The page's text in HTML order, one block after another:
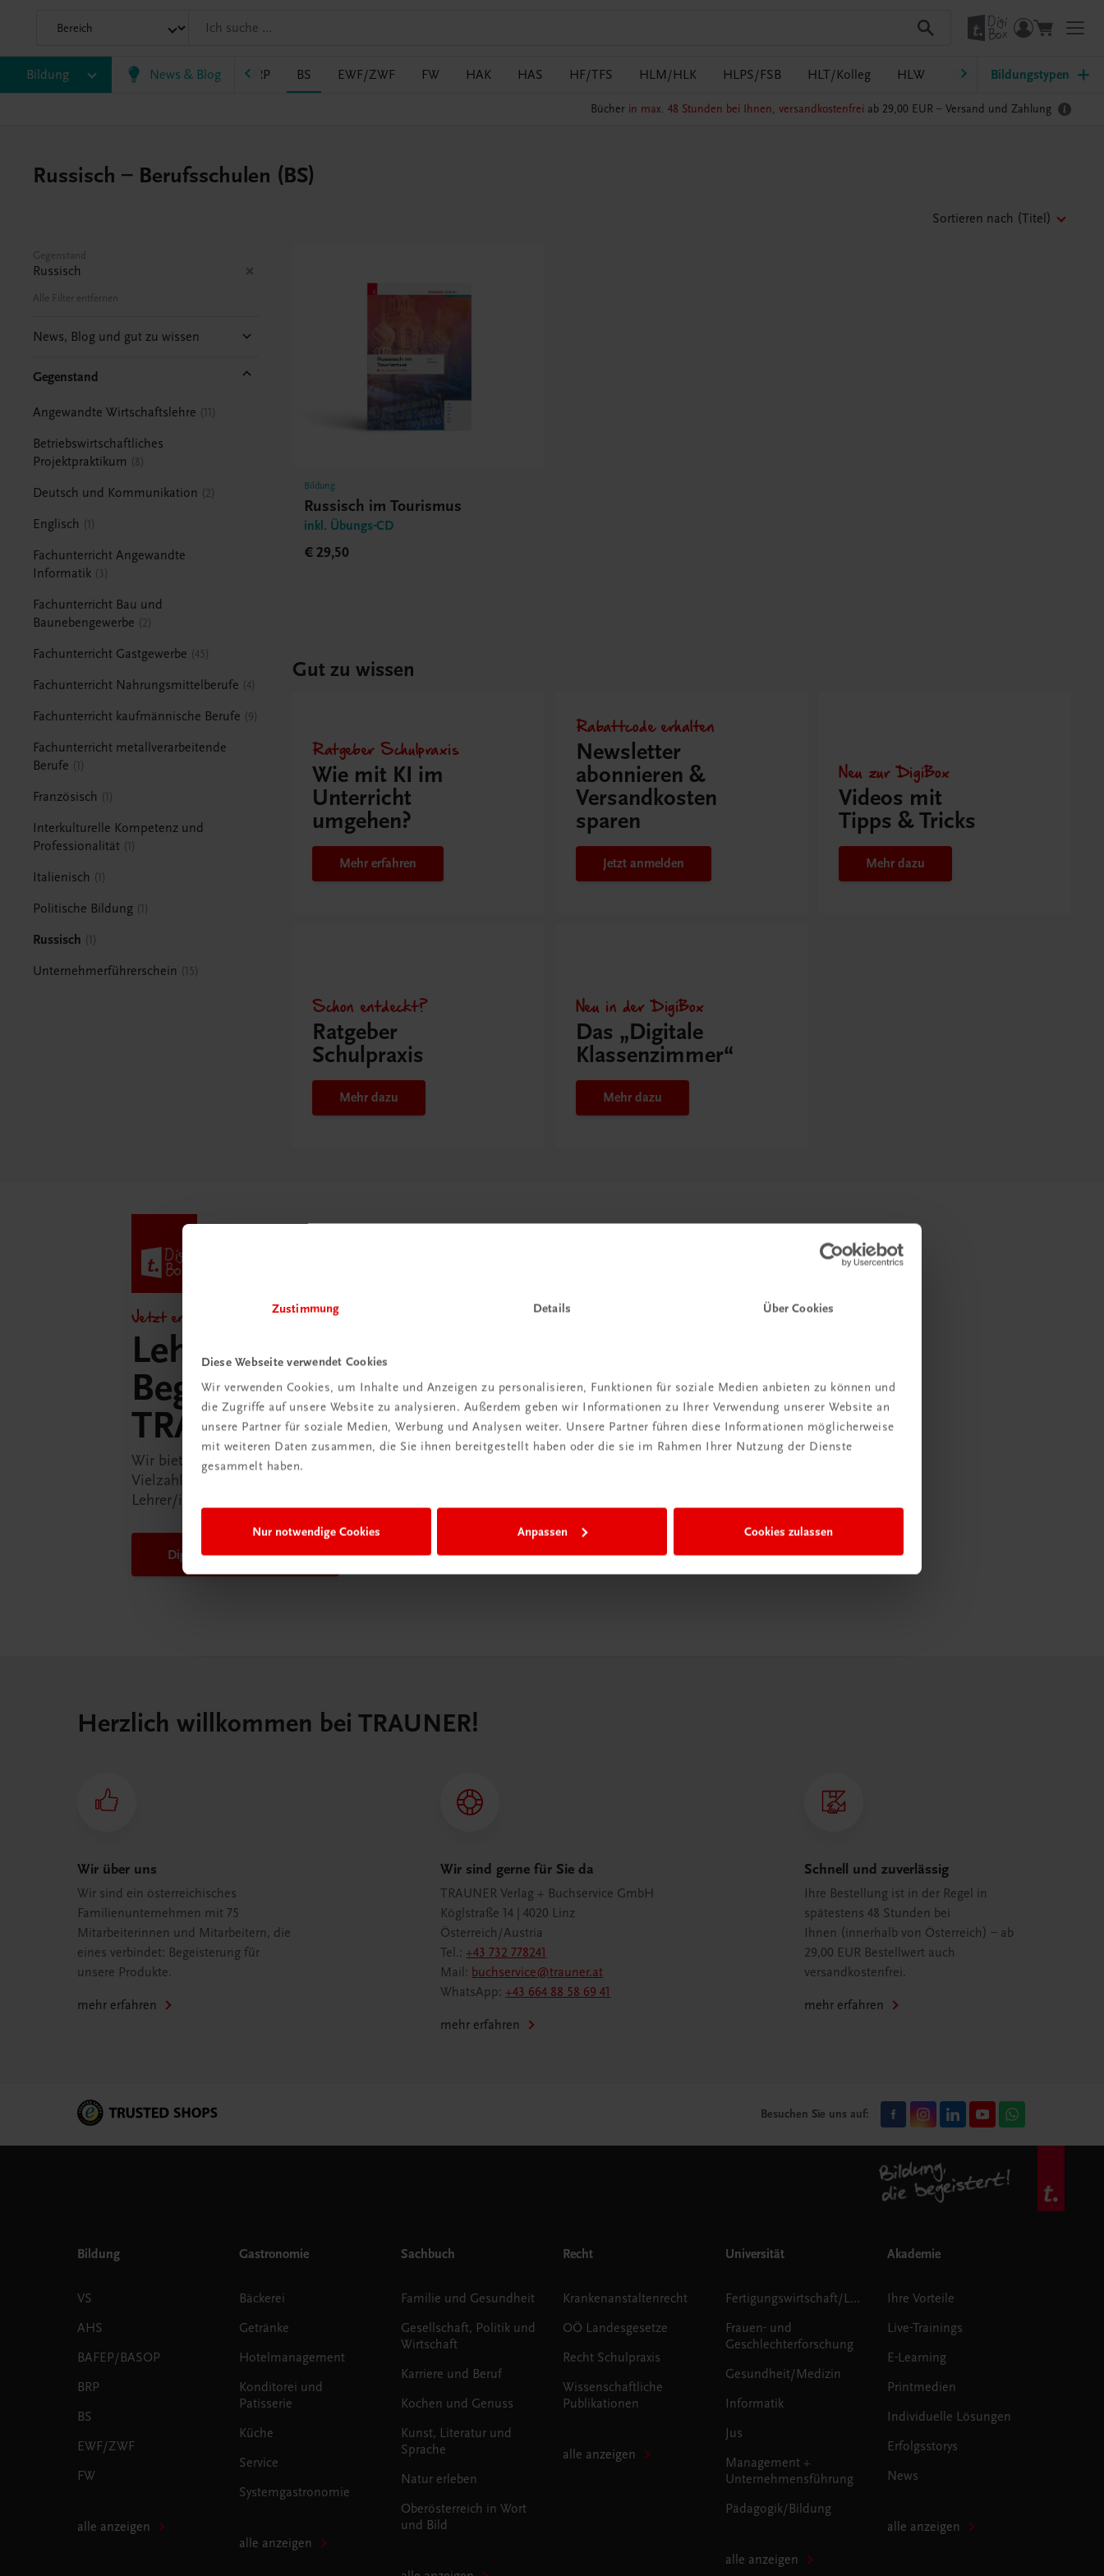
Zustimmung Details Über Cookies
Diese Webseite verwendet Cookies
Wir verwenden Cookies, um Inhalte und Anzeigen zu personalisieren, Funktionen für soziale Medien anbieten zu können und
die Zugriffe auf unsere Website zu analysieren. Außerdem geben wir Informationen zu Ihrer Verwendung unserer Website an
unsere Partner für soziale Medien, Werbung und Analysen weiter. Unsere Partner führen diese Informationen möglicherweise
mit weiteren Daten zusammen, die Sie ihnen bereitgestellt haben oder die sie im Rahmen Ihrer Nutzung der Dienste
gesammelt haben.
Nur notwendige Cookies Anpassen Cookies zulassen
Bildung News & Blog
VS AHS BAFEP/BASOP BRP BS EWF/ZWF FW HAK HAS HF/TFS HLM/HLK HLPS/FSB HLT/Kolleg HLW HTL/FS LW/LWBF
Bildungstypen
Bücher in max. 48 Stunden bei Ihnen, versandkostenfrei ab 29,00 EUR – Versand und Zahlung
Russisch – Berufsschulen (BS)
Sortieren nach (Titel)
Gegenstand
Russisch
Alle Filter entfernen
News, Blog und gut zu wissen
Gegenstand
Angewandte Wirtschaftslehre 11
Betriebswirtschaftliches
Projektpraktikum
8
Deutsch und Kommunikation 2
Englisch 1
Fachunterricht Angewandte
Informatik
3
Fachunterricht Bau und
Baunebengewerbe
2
Fachunterricht Gastgewerbe 45
Fachunterricht Nahrungsmittelberufe 4
Fachunterricht kaufmännische Berufe 9
Fachunterricht metallverarbeitende
Berufe
1
Französisch 1
Interkulturelle Kompetenz und
Professionalität 1
Italienisch 1
Politische Bildung 1
Russisch 1
Unternehmerführerschein 15
Bildung
Russisch im Tourismus
inkl. Übungs-CD
€ 29,50
Gut zu wissen
Ratgeber Schulpraxis
Wie mit KI im
Unterricht
umgehen?
Mehr erfahren
Rabattcode erhalten
Newsletter
abonnieren &
Versandkosten
sparen
Jetzt anmelden
Neu zur DigiBox
Videos mit
Tipps & Tricks
Mehr dazu
Schon entdeckt?
Ratgeber
Schulpraxis
Mehr dazu
Neu in der DigiBox
Das „Digitale
Klassenzimmer“
Mehr dazu
Jetzt entdecken!
Lehrer/innen-
Begleitpakete in der
TRAUNER-DigiBox
Wir bieten Ihnen in der TRAUNER-DigiBox eine
Vielzahl an Services an, die Ihr Leben als
Lehrer/in ein Stück einfacher machen.
DigiBox für Lehrer/innen
Herzlich willkommen bei TRAUNER!
Wir über uns
Wir sind ein österreichisches
Familienunternehmen mit 75
Mitarbeiterinnen und Mitarbeitern, die
eines verbindet: Begeisterung für
unsere Produkte.
mehr erfahren
Wir sind gerne für Sie da
TRAUNER Verlag + Buchservice GmbH
Köglstraße 14 | 4020 Linz
Österreich/Austria
Tel.:+43 732 778241
Mail: buchservice@trauner.at
WhatsApp:+43 664 88 58 69 41
mehr erfahren
Schnell und zuverlässig
Ihre Bestellung ist in der Regel in
spätestens 48 Stunden bei
Ihnen (innerhalb von Österreich) – ab
29,00 EUR Bestellwert auch
versandkostenfrei.
mehr erfahren
Besuchen Sie uns auf:
Bildung
VS
AHS
BAFEP/BASOP
BRP
BS
EWF/ZWF
FW
alle anzeigen
Gastronomie
Bäckerei
Getränke
Hotelmanagement
Konditorei und
Patisserie
Küche
Service
Systemgastronomie
alle anzeigen
Sachbuch
Familie und Gesundheit
Gesellschaft, Politik und
Wirtschaft
Karriere und Beruf
Kochen und Genuss
Kunst, Literatur und
Sprache
Natur erleben
Oberösterreich in Wort
und Bild
Recht
Krankenanstaltenrecht
OÖ Landesgesetze
Recht Schulpraxis
Wissenschaftliche
Publikationen
alle anzeigen
Universität
Fertigungswirtschaft/Logistik
Frauen- und
Geschlechterforschung
Gesundheit/Medizin
Informatik
Jus
Management +
Unternehmensführung
Pädagogik/Bildung
alle anzeigen
Akademie
Ihre Vorteile
Live-Trainings
E-Learning
Printmedien
Individuelle Lösungen
Erfolgsstorys
News
alle anzeigen